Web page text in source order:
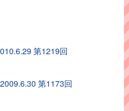
第1219回
第1173回